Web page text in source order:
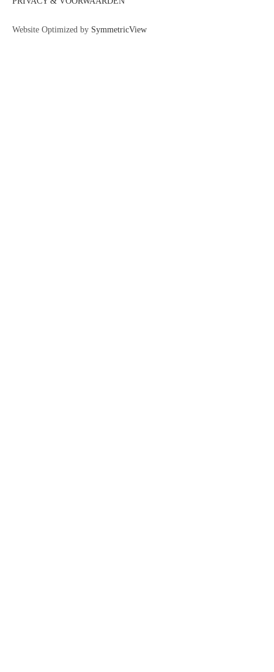
Website Optimized by SymmetricView